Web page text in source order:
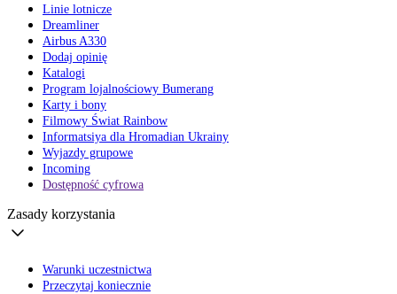
Linie lotnicze
Dreamliner
Airbus A330
Dodaj opinię
Katalogi
Program lojalnościowy Bumerang
Karty i bony
Filmowy Świat Rainbow
Informatsiya dla Hromadian Ukrainy
Wyjazdy grupowe
Incoming
Dostępność cyfrowa
Zasady korzystania
Warunki uczestnictwa
Przeczytaj koniecznie